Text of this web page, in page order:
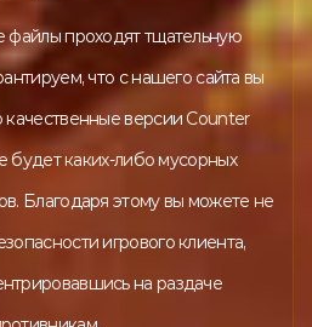
файлы проходят тщательную
что с нашего сайта вы
качественные версии Counter
будет каких-либо мусорных
Благодаря этому вы можете не
игрового клиента,
на раздаче